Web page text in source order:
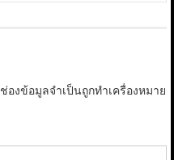
ช่องข้อมูลจำเป็นถูกทำเครื่องหมาย